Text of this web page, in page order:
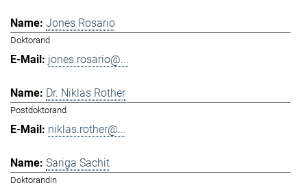
Jones Rosario
Doktorand
jones.rosario@...
Dr. Niklas Rother
Postdoktorand
niklas.rother@...
Sariga Sachit
Doktorandin